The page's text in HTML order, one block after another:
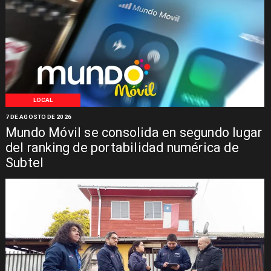
LOCAL
Mundo Móvil se consolida en segundo lugar
del ranking de portabilidad numérica de
Subtel
7 DE AGOSTO DE 2026